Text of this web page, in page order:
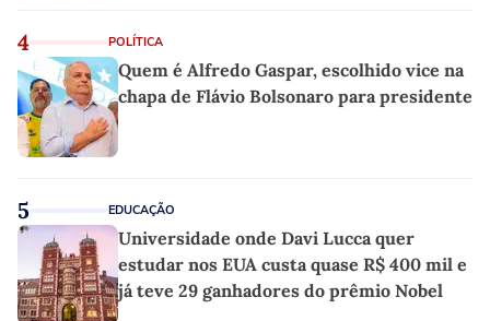
4 POLÍTICA
Quem é Alfredo Gaspar, escolhido vice na
chapa de Flávio Bolsonaro para presidente
5 EDUCAÇÃO
Universidade onde Davi Lucca quer
estudar nos EUA custa quase R$ 400 mil e
já teve 29 ganhadores do prêmio Nobel